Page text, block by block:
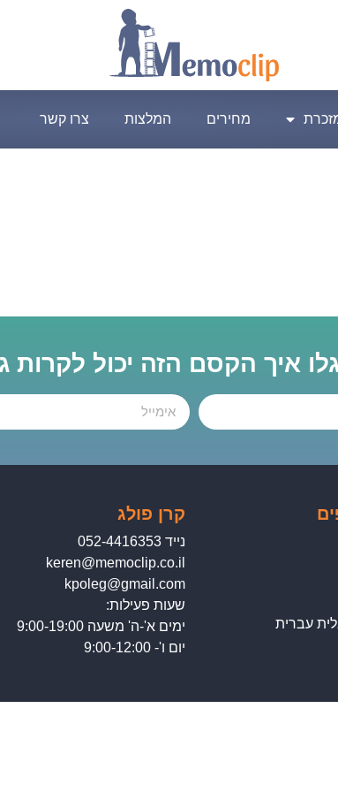
מחירים המלצות צרו קשר
איך הקסם הזה יכול לקרות
עברית
קרן פולג
נייד 052-4416353
keren@memoclip.co.il
kpoleg@gmail.com
שעות פעילות:
ימים א'-ה' משעה 9:00-19:00
יום ו'- 9:00-12:00